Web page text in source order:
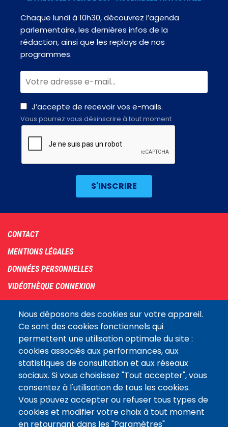
Nous déposons des cookies sur votre appareil.
Ce sont des cookies fonctionnels qui
permettent une utilisation optimale du site :
cookies associés aux performances, aux
statistiques de consultation et aux réseaux
sociaux. Si vous choisissez "Tout accepter", vous
consentez à l'utilisation de tous les cookies.
Vous pouvez accepter ou refuser tous types de
cookies et modifier votre choix à tout moment
en retournant dans les "Paramètres"
Chaque lundi à 10h30, découvrez l’agenda
parlementaire, les dernières infos de la
rédaction, ainsi que les replays de nos
programmes.
J’accepte de recevoir vos e-mails.
Vous pourrez vous désinscrire à tout moment
Footer
menu
CONTACT
MENTIONS LÉGALES
DONNÉES PERSONNELLES
VIDÉOTHÈQUE CONNEXION
COOKIES
Assemblée
nationaleLE SITE DE L’ASSEMBLÉE NATIONALE
Suivez-nous